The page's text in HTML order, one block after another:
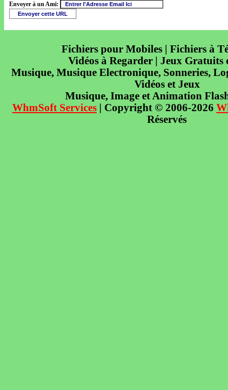
Envoyer à un Ami:
Fichiers pour Mobiles | Fichiers à
Vidéos à Regarder | Jeux Gratuits
Musique, Musique Electronique, Sonneries,
Vidéos et Jeux
Musique, Image et Animation
WhmSoft Services | Copyright © 2006-2026
Réservés